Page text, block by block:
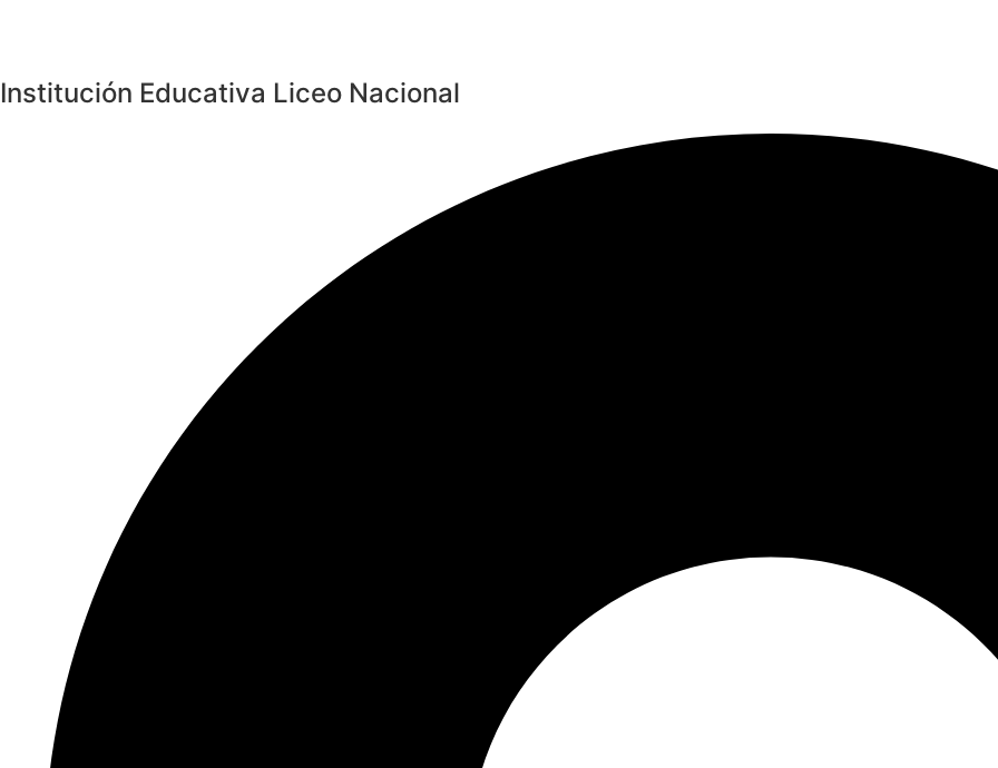
Institución Educativa Liceo Nacional